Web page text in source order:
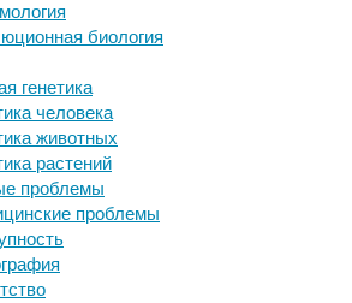
биология
генетика
человека
животных
растений
проблемы
проблемы